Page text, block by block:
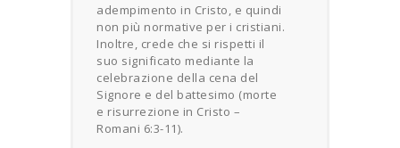
adempimento in Cristo, e quindi
non più normative per i cristiani.
Inoltre, crede che si rispetti il
suo significato mediante la
celebrazione della cena del
Signore e del battesimo (morte
e risurrezione in Cristo –
Romani 6:3-11).